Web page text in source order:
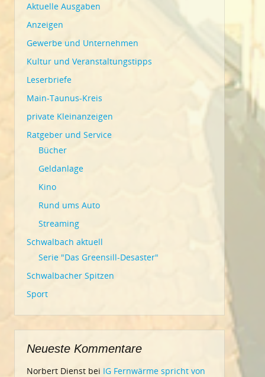
Aktuelle Ausgaben
Anzeigen
Gewerbe und Unternehmen
Kultur und Veranstaltungstipps
Leserbriefe
Main-Taunus-Kreis
private Kleinanzeigen
Ratgeber und Service
Bücher
Geldanlage
Kino
Rund ums Auto
Streaming
Schwalbach aktuell
Serie "Das Greensill-Desaster"
Schwalbacher Spitzen
Sport
Neueste Kommentare
Norbert Dienst bei IG Fernwärme spricht von